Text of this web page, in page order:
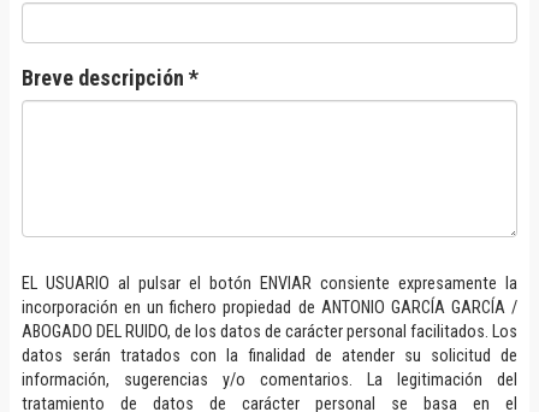
Breve descripción *
EL USUARIO al pulsar el botón ENVIAR consiente expresamente la
incorporación en un fichero propiedad de ANTONIO GARCÍA GARCÍA /
ABOGADO DEL RUIDO, de los datos de carácter personal facilitados. Los
datos serán tratados con la finalidad de atender su solicitud de
información, sugerencias y/o comentarios. La legitimación del
tratamiento de datos de carácter personal se basa en el